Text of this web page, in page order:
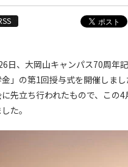
日、大岡山キャンパス70周年
」の第1回授与式を開催しま
に先立ち行われたもので、この
た。